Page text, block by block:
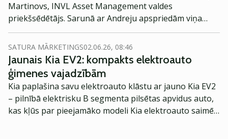
Martinovs, INVL Asset Management valdes
priekšsēdētājs. Sarunā ar Andreju apspriedām viņa
investīciju pieredzi un runājām par akcijām Baltijas
biržās.
SATURA MĀRKETINGS02.06.26, 08:46
Jaunais Kia EV2: kompakts elektroauto
ģimenes vajadzībām
Kia paplašina savu elektroauto klāstu ar jauno Kia EV2
– pilnībā elektrisku B segmenta pilsētas apvidus auto,
kas kļūs par pieejamāko modeli Kia elektroauto saimē